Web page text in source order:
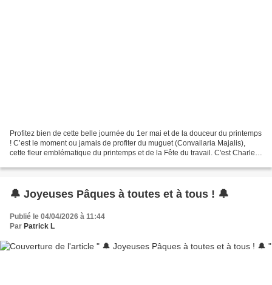
Profitez bien de cette belle journée du 1er mai et de la douceur du printemps
! C’est le moment ou jamais de profiter du muguet (Convallaria Majalis),
cette fleur emblématique du printemps et de la Fête du travail. C'est Charles
🔔 Joyeuses Pâques à toutes et à tous ! 🔔
Publié le 04/04/2026 à 11:44
Par Patrick L